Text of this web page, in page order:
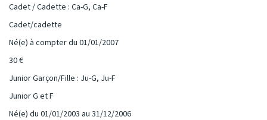
Cadet / Cadette : Ca-G, Ca-F
Cadet/cadette
Né(e) à compter du 01/01/2007
30 €
Junior Garçon/Fille : Ju-G, Ju-F
Junior G et F
Né(e) du 01/01/2003 au 31/12/2006